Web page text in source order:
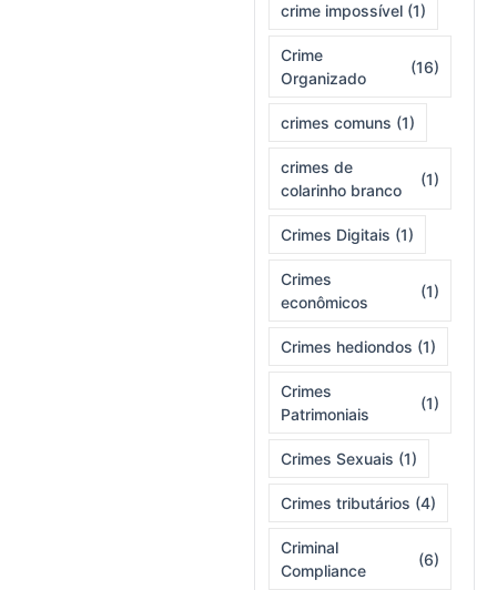
crime impossível (1)
Crime
Organizado
(16)
crimes comuns (1)
crimes de
colarinho branco
(1)
Crimes Digitais (1)
Crimes
econômicos
(1)
Crimes hediondos (1)
Crimes
Patrimoniais
(1)
Crimes Sexuais (1)
Crimes tributários (4)
Criminal
Compliance
(6)